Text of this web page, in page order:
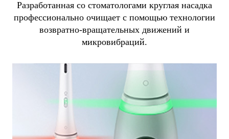
Разработанная со стоматологами круглая насадка
профессионально очищает с помощью технологии
возвратно-вращательных движений и
микровибраций.